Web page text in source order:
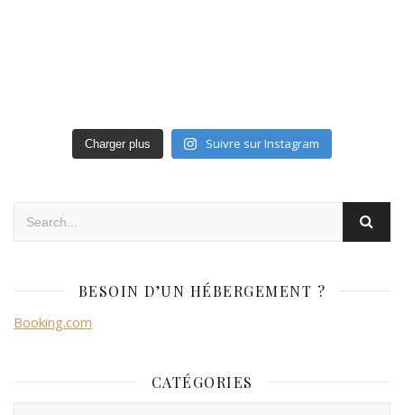
Charger plus Suivre sur Instagram
BESOIN D’UN HÉBERGEMENT ?
Booking.com
CATÉGORIES